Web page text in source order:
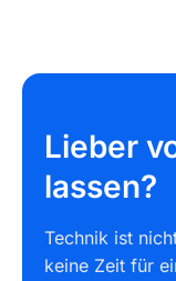
Lieber
lassen?
Technik ist
keine Zeit für